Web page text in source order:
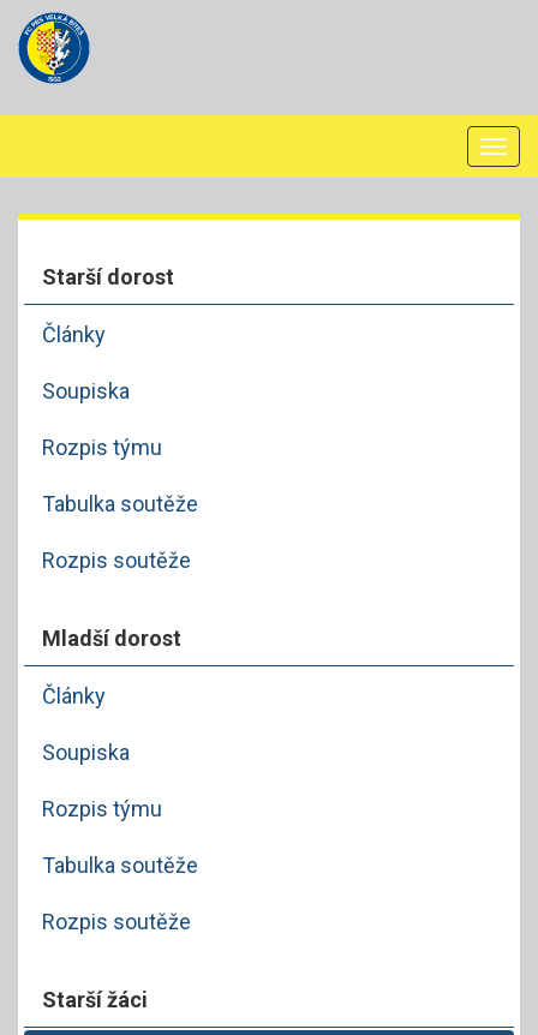
Starší dorost
Články
Soupiska
Rozpis týmu
Tabulka soutěže
Rozpis soutěže
Mladší dorost
Články
Soupiska
Rozpis týmu
Tabulka soutěže
Rozpis soutěže
Starší žáci